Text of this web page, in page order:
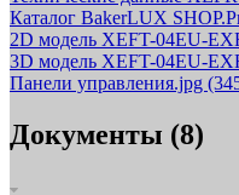
Каталог BakerLUX
2D модель XEFT-04EU-
3D модель XEFT-04EU-
Панели управления.jpg
Документы (8)